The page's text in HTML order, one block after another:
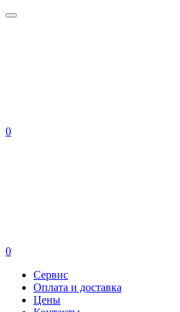
0
0
Сервис
Оплата и доставка
Цены